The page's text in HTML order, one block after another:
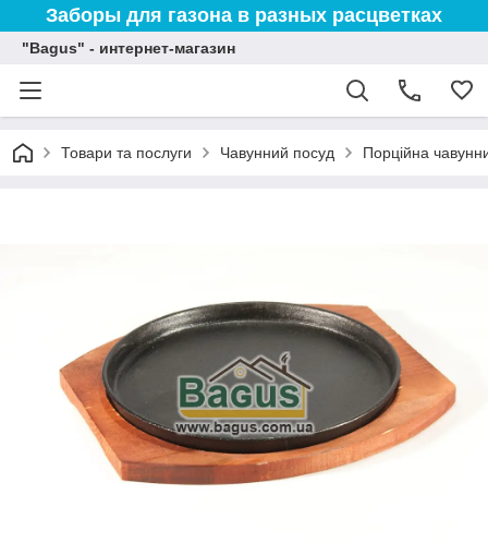
Заборы для газона в разных расцветках
"Bagus" - интернет-магазин
Товари та послуги Чавунний посуд Порційна